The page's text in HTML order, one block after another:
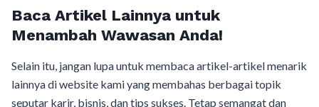
Baca Artikel Lainnya untuk
Menambah Wawasan Anda!
Selain itu, jangan lupa untuk membaca artikel-artikel menarik
lainnya di website kami yang membahas berbagai topik
seputar karir, bisnis, dan tips sukses. Tetap semangat dan